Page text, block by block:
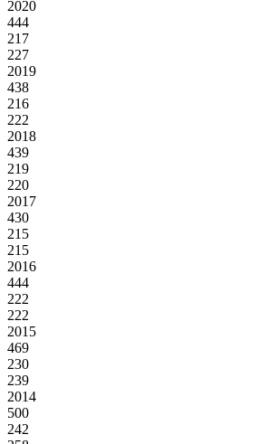
2020
444
217
227
2019
438
216
222
2018
439
219
220
2017
430
215
215
2016
444
222
222
2015
469
230
239
2014
500
242